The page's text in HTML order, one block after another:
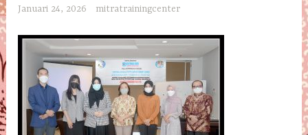
Januari 24, 2026 mitratrainingcenter